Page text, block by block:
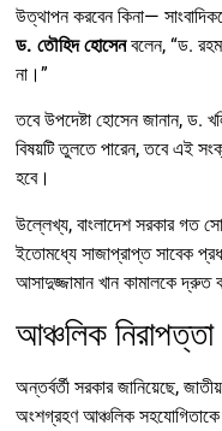
উত্থাপন করবেন কিনা—
ড. তৌহিদ হোসেনবলেন, “ড.
না।”
তবে উপদেষ্টা হোসেন জানান, ড.
বিষয়টি তুলতে পারেন, তবে এই
হবে।
উল্লেখ্য, বাংলাদেশ সরকার গত
ইতোমধ্যে সাজাপ্রাপ্ত সাবেক
আসাদুজ্জামান খান কামালকে দ্রুত
আঞ্চলিক
অন্তর্বর্তী সরকার জানিয়েছে,
অংশগ্রহণ আঞ্চলিক সহযোগিতাকে